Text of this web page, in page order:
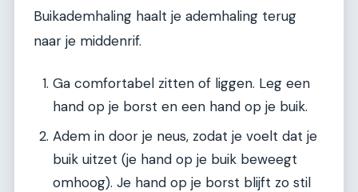
Buikademhaling haalt je ademhaling terug
naar je middenrif.
Ga comfortabel zitten of liggen. Leg een
hand op je borst en een hand op je buik.
Adem in door je neus, zodat je voelt dat je
buik uitzet (je hand op je buik beweegt
omhoog). Je hand op je borst blijft zo stil